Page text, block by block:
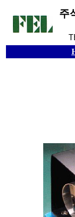
주